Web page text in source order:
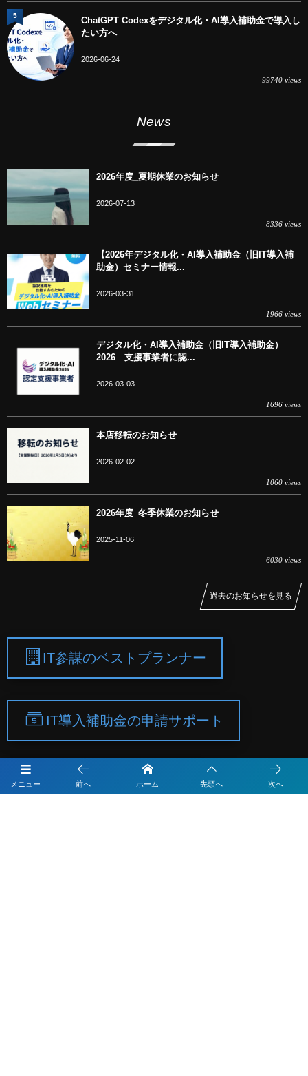
メニュー 前へ ホーム 先頭へ 次へ
ChatGPT Codexをデジタル化・AI導入補助金で導入し
たい方へ
2026-06-24
99740 views
5
News
2026年度_夏期休業のお知らせ
2026-07-13
8336 views
【2026年デジタル化・AI導入補助金（旧IT導入補
助金）セミナー情報...
2026-03-31
1966 views
デジタル化・AI導入補助金（旧IT導入補助金）
2026 支援事業者に認...
2026-03-03
1696 views
本店移転のお知らせ
2026-02-02
1060 views
2026年度_冬季休業のお知らせ
2025-11-06
6030 views
過去のお知らせを見る
IT参謀のベストプランナー
IT導入補助金の申請サポート
公式LINEで対応力向上